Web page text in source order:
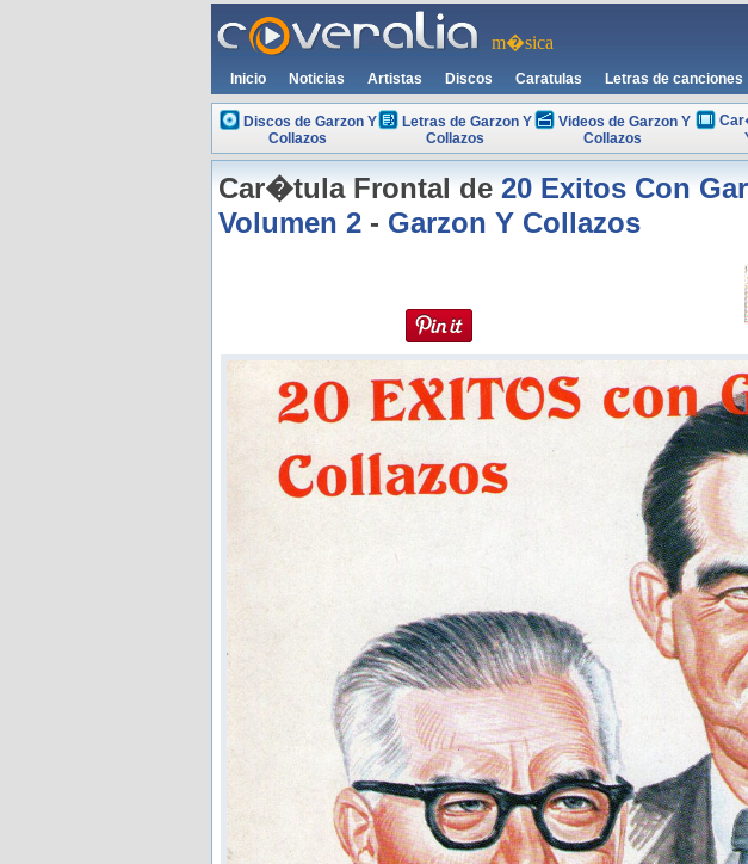
m�sica
Inicio Noticias Artistas Discos Caratulas Letras de canciones
Discos de Garzon Y
Collazos
Letras de Garzon Y
Collazos
Videos de Garzon Y
Collazos
Car�tula Frontal de 20 Exitos Con
Volumen 2 - Garzon Y Collazos